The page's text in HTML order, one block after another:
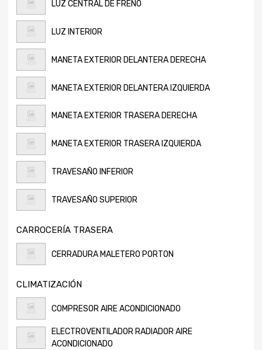
LUZ CENTRAL DE FRENO
LUZ INTERIOR
MANETA EXTERIOR DELANTERA DERECHA
MANETA EXTERIOR DELANTERA IZQUIERDA
MANETA EXTERIOR TRASERA DERECHA
MANETA EXTERIOR TRASERA IZQUIERDA
TRAVESAÑO INFERIOR
TRAVESAÑO SUPERIOR
CARROCERÍA TRASERA
CERRADURA MALETERO PORTON
CLIMATIZACIÓN
COMPRESOR AIRE ACONDICIONADO
ELECTROVENTILADOR RADIADOR AIRE
ACONDICIONADO